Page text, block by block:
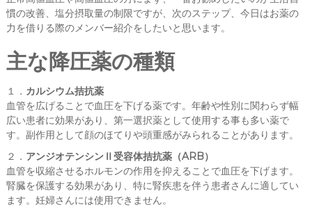
慣の改善、塩分摂取量の制限ですが、次のステップ、今日はお薬の
力を借りる際のメンバー紹介をしたいと思います。
主な降圧薬の種類
１． カルシウム拮抗薬
血管を広げることで血圧を下げる薬です。年齢や性別に関わらず幅
広い患者に効果があり、第一選択薬として使用する事も多い薬で
す。副作用として顔のほてりや頭重感がみられることがあります。
２． アンジオテンシンⅡ受容体拮抗薬（ARB）
血管を収縮させるホルモンの作用を抑えることで血圧を下げます。
腎臓を保護する効果があり、特に腎疾患を伴う患者さんに適してい
ます。妊婦さんには使用できません。